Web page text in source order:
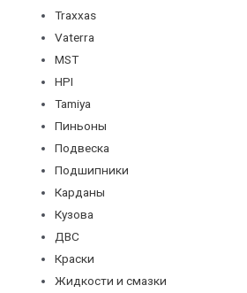
Traxxas
Vaterra
MST
HPI
Tamiya
Пиньоны
Подвеска
Подшипники
Карданы
Кузова
ДВС
Краски
Жидкости и смазки